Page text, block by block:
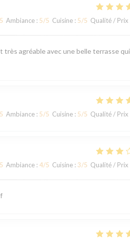
Ambiance : 5/5 Cuisine : 5/5 Qualité / Prix
très agréable avec une belle terrasse qui
Ambiance : 5/5 Cuisine : 5/5 Qualité / Prix
Ambiance : 4/5 Cuisine : 3/5 Qualité / Prix